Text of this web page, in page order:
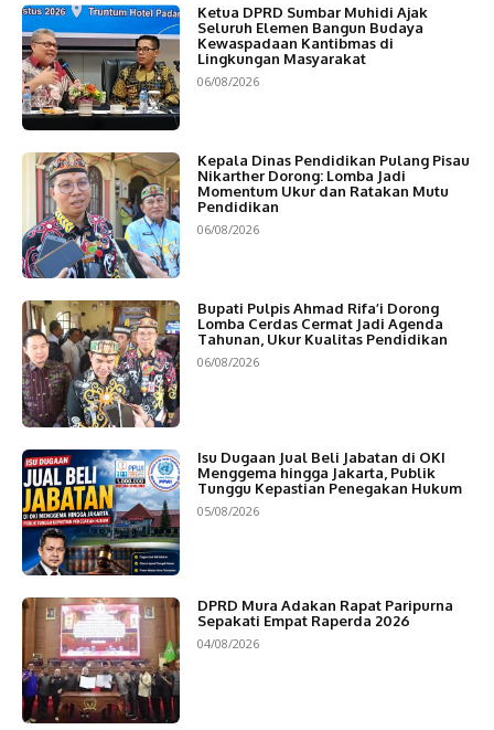
Ketua DPRD Sumbar Muhidi Ajak
Seluruh Elemen Bangun Budaya
Kewaspadaan Kantibmas di
Lingkungan Masyarakat
06/08/2026
Kepala Dinas Pendidikan Pulang Pisau
Nikarther Dorong: Lomba Jadi
Momentum Ukur dan Ratakan Mutu
Pendidikan
06/08/2026
Bupati Pulpis Ahmad Rifa’i Dorong
Lomba Cerdas Cermat Jadi Agenda
Tahunan, Ukur Kualitas Pendidikan
06/08/2026
Isu Dugaan Jual Beli Jabatan di OKI
Menggema hingga Jakarta, Publik
Tunggu Kepastian Penegakan Hukum
05/08/2026
DPRD Mura Adakan Rapat Paripurna
Sepakati Empat Raperda 2026
04/08/2026